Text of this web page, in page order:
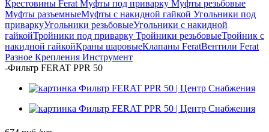
Крестовины Ferat Муфты под приварку Муфты резьбовые
Муфты разъемныеМуфты с накидной гайкой Угольники под
приваркуУгольники резьбовыеУгольники с накидной
гайкойТройники под приварку Тройники резьбовыеТройник с
накидной гайкойКраны шаровыеКлапаны FeratВентили Ferat
Разное Крепления Инструмент
-Фильтр FERAT PPR 50